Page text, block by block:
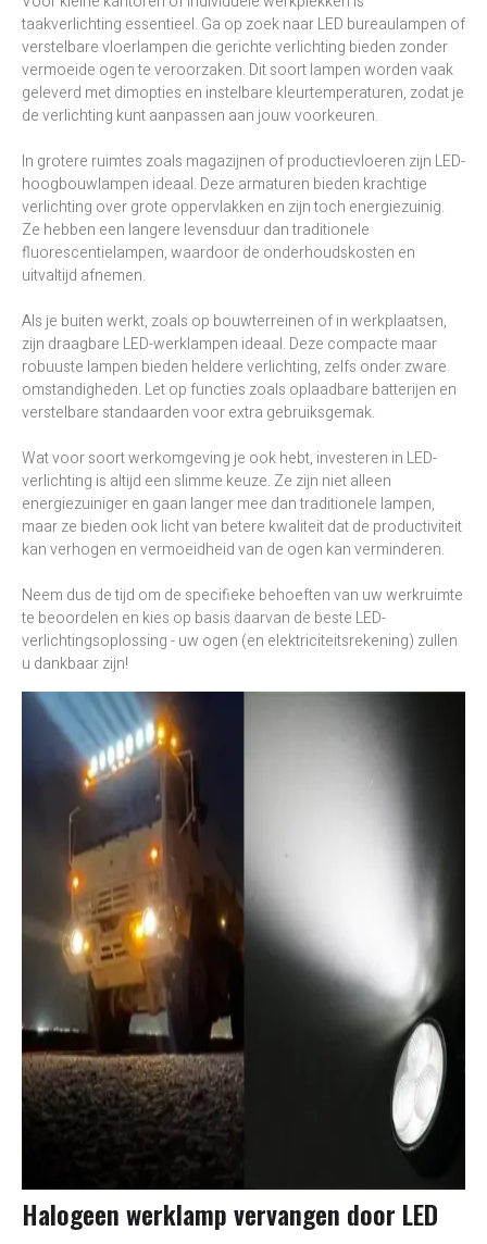
taakverlichting essentieel. Ga op zoek naar LED bureaulampen of
verstelbare vloerlampen die gerichte verlichting bieden zonder
vermoeide ogen te veroorzaken. Dit soort lampen worden vaak
geleverd met dimopties en instelbare kleurtemperaturen, zodat je
de verlichting kunt aanpassen aan jouw voorkeuren.
In grotere ruimtes zoals magazijnen of productievloeren zijn LED-
hoogbouwlampen ideaal. Deze armaturen bieden krachtige
verlichting over grote oppervlakken en zijn toch energiezuinig.
Ze hebben een langere levensduur dan traditionele
fluorescentielampen, waardoor de onderhoudskosten en
uitvaltijd afnemen.
Als je buiten werkt, zoals op bouwterreinen of in werkplaatsen,
zijn draagbare LED-werklampen ideaal. Deze compacte maar
robuuste lampen bieden heldere verlichting, zelfs onder zware
omstandigheden. Let op functies zoals oplaadbare batterijen en
verstelbare standaarden voor extra gebruiksgemak.
Wat voor soort werkomgeving je ook hebt, investeren in LED-
verlichting is altijd een slimme keuze. Ze zijn niet alleen
energiezuiniger en gaan langer mee dan traditionele lampen,
maar ze bieden ook licht van betere kwaliteit dat de productiviteit
kan verhogen en vermoeidheid van de ogen kan verminderen.
Neem dus de tijd om de specifieke behoeften van uw werkruimte
te beoordelen en kies op basis daarvan de beste LED-
verlichtingsoplossing - uw ogen (en elektriciteitsrekening) zullen
u dankbaar zijn!
Halogeen werklamp vervangen door LED